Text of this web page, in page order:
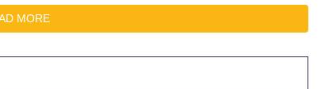
MORE